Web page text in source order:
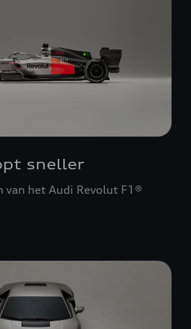
sneller
van het Audi Revolut F1®